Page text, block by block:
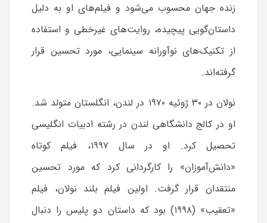
زنده جهان محسوب می‌شود و فیلم‌های او به دلیل
داستان‌گویی پیچیده، روایت‌های غیرخطی و استفاده
از تکنیک‌های نوآورانه سینمایی، مورد تحسین قرار
گرفته‌اند.
نولان در ۳۰ ژوئیه ۱۹۷۰ در لندن، انگلستان متولد شد.
او در کالج دانشگاهی لندن در رشته ادبیات انگلیسی
تحصیل کرد. او در سال ۱۹۹۷، فیلم کوتاه
«دانش‌آموزان» را کارگردانی کرد که مورد تحسین
منتقدان قرار گرفت. اولین فیلم بلند نولان، فیلم
«تعقیب» (۱۹۹۸) بود که داستان دو پلیس را دنبال